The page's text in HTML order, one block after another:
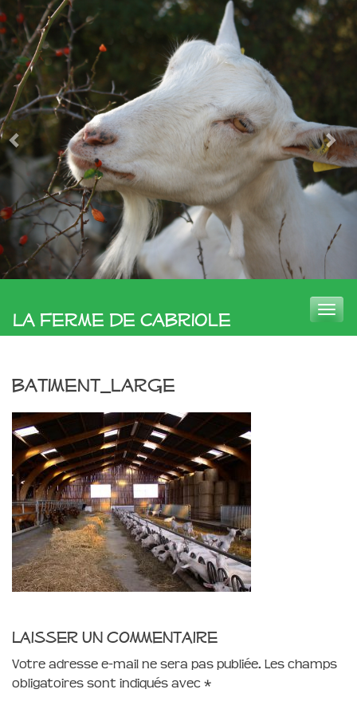
La Ferme de Cabriole
Toggle
batiment_large
Laisser un commentaire
Votre adresse e-mail ne sera pas publiée. Les champs
obligatoires sont indiqués avec *